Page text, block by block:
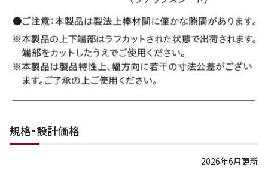
規格・設計価格
2026年6月更新